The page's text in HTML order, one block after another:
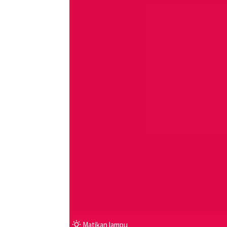
Matikan lampu